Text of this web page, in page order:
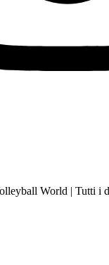
World | Tutti i